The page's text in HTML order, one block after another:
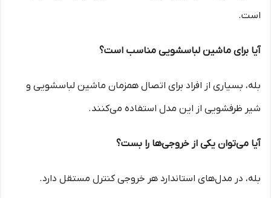
است.
آیا برای ماشین لباسشویی مناسب است؟
بله، بسیاری از افراد برای اتصال همزمان ماشین لباسشویی و
شیر ظرفشویی از این مدل استفاده می‌کنند.
آیا می‌توان یکی از خروجی‌ها را بست؟
بله، در مدل‌های استاندارد هر خروجی کنترل مستقل دارد.